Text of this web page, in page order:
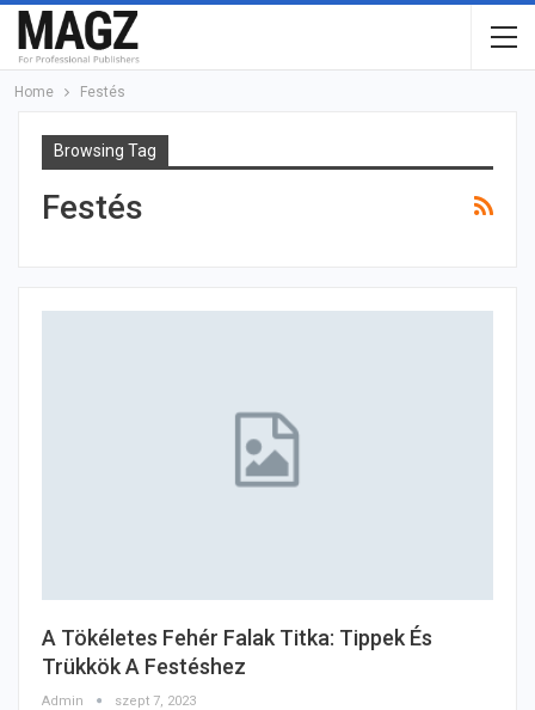
Home Festés
Browsing Tag
Festés
A Tökéletes Fehér Falak Titka: Tippek És
Trükkök A Festéshez
Admin szept 7, 2023